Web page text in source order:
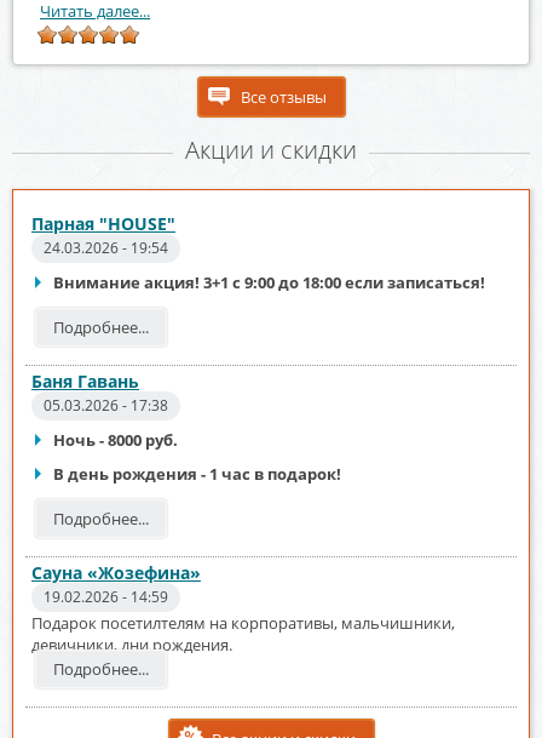
Читать далее...
Все отзывы
Акции и скидки
Парная "HOUSE"
24.03.2026 - 19:54
Внимание акция! 3+1 с 9:00 до 18:00 если записаться!
Подробнее...
Баня Гавань
05.03.2026 - 17:38
Ночь - 8000 руб.
В день рождения - 1 час в подарок!
Подробнее...
Сауна «Жозефина»
19.02.2026 - 14:59
Подарок посетилтелям на корпоративы, мальчишники,
девичники, дни рождения.
Подробнее...